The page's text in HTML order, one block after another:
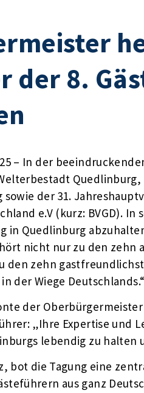
der 8.
– In der
der 31.
e.V (kurz: BVGD).
in Quedlinburg
nicht nur zu den zehn
den zehn
der Wiege Deutschlands.“
der
„Ihre Expertise und
lebendig zu halten
bot die Tagung eine
aus ganz